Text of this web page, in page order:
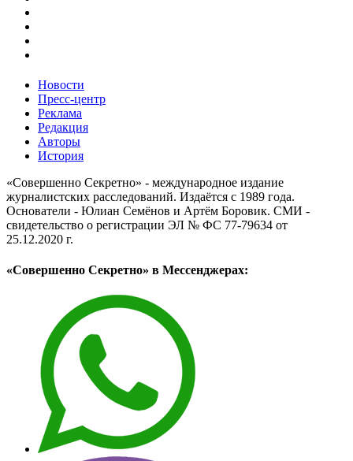
Новости
Пресс-центр
Реклама
Редакция
Авторы
История
«Совершенно Секретно» - международное издание
журналистских расследований. Издаётся с 1989 года.
Основатели - Юлиан Семёнов и Артём Боровик. CМИ -
свидетельство о регистрации ЭЛ № ФС 77-79634 от
25.12.2020 г.
«Совершенно Секретно» в Мессенджерах: